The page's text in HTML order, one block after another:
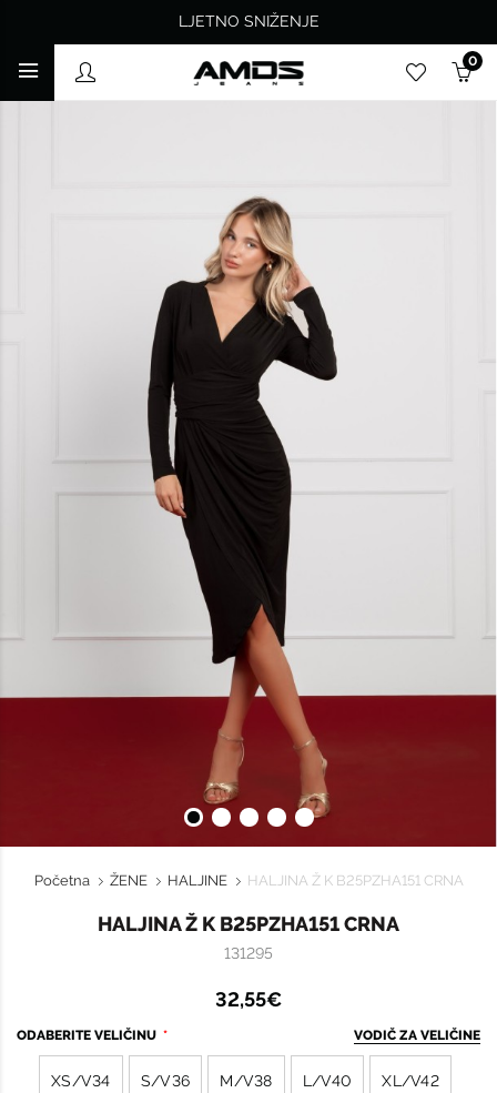
LJETNO SNIŽENJE
0
Početna ŽENE HALJINE HALJINA Ž K B25PZHA151 CRNA
HALJINA Ž K B25PZHA151 CRNA
131295
32,55€
ODABERITE VELIČINU VODIČ ZA VELIČINE
XS/V34 S/V36 M/V38 L/V40 XL/V42